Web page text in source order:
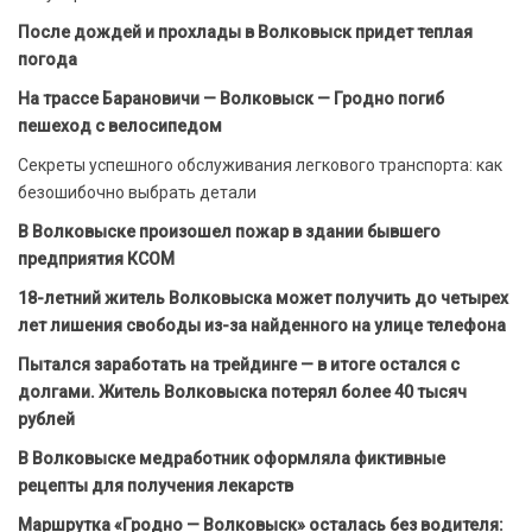
После дождей и прохлады в Волковыск придет теплая
погода
На трассе Барановичи — Волковыск — Гродно погиб
пешеход с велосипедом
Секреты успешного обслуживания легкового транспорта: как
безошибочно выбрать детали
В Волковыске произошел пожар в здании бывшего
предприятия КСОМ
18-летний житель Волковыска может получить до четырех
лет лишения свободы из-за найденного на улице телефона
Пытался заработать на трейдинге — в итоге остался с
долгами. Житель Волковыска потерял более 40 тысяч
рублей
В Волковыске медработник оформляла фиктивные
рецепты для получения лекарств
Маршрутка «Гродно — Волковыск» осталась без водителя: